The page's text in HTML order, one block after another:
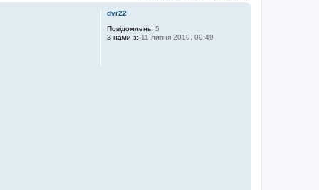
dvr22
Повідомлень: 5
З нами з: 11 липня 2019, 09:49